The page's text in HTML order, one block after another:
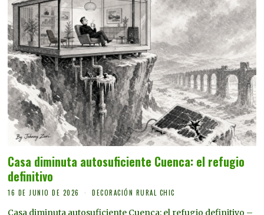
Casa diminuta autosuficiente Cuenca: el refugio
definitivo
16 DE JUNIO DE 2026 DECORACIÓN RURAL CHIC
Casa diminuta autosuficiente Cuenca: el refugio definitivo –